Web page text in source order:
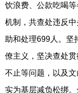
饮浪费、公款吃喝
机制，共查处违反
助和处理699人。坚
僚主义，坚决查处
不止等问题，以及
实为基层减负松绑